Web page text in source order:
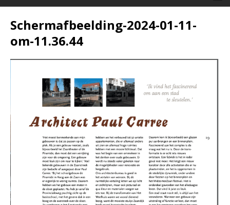
Scherm­afbeelding-2024-01-11-
om-11.36.44